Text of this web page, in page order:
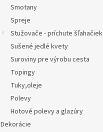
Smotany
Spreje
Stužovače - príchute šľahačiek
Sušené jedlé kvety
Suroviny pre výrobu cesta
Topingy
Tuky,oleje
Polevy
Hotové polevy a glazúry
Dekorácie